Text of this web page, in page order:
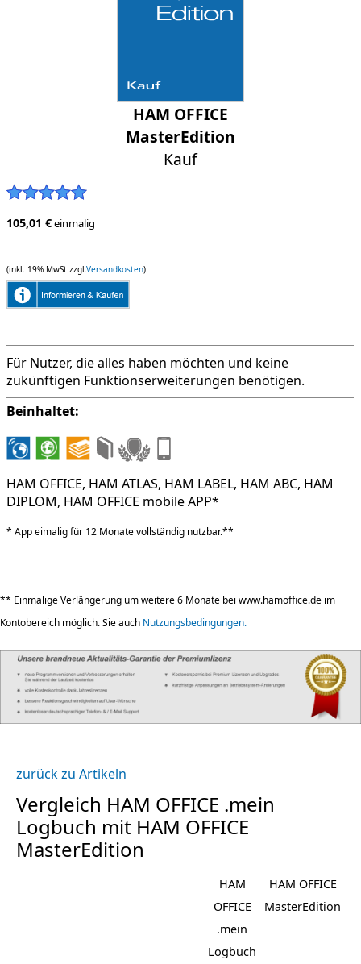
HAM OFFICE
MasterEdition
Kauf
105,01 €einmalig
(inkl. 19% MwSt zzgl. Versandkosten)
Für Nutzer, die alles haben möchten und keine
zukünftigen Funktionserweiterungen benötigen.
Beinhaltet:
HAM OFFICE, HAM ATLAS, HAM LABEL, HAM ABC, HAM
DIPLOM, HAM OFFICE mobile APP*
* App eimalig für 12 Monate vollständig nutzbar.**
** Einmalige Verlängerung um weitere 6 Monate bei www.hamoffice.de im
Kontobereich möglich. Sie auch Nutzungsbedingungen.
zurück zu Artikeln
Vergleich HAM OFFICE .mein
Logbuch mit HAM OFFICE
MasterEdition
HAM
OFFICE
.mein
Logbuch
HAM OFFICE
MasterEdition